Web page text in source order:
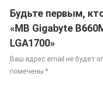
Будьте первым,
«MB Gigabyte
LGA1700»
Ваш адрес email не будет
помечены *